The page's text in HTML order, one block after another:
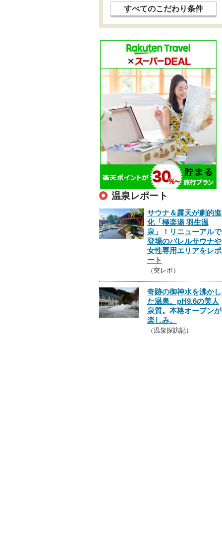
すべてのこだわり条件
温泉レポート
サウナ＆露天が劇的進
化「極楽湯 羽生温
泉」！リニューアルで
登場のバレルサウナや
女性専用エリアをレポ
ート
（突レポ）
奇跡の御神水を沸かし
た温泉。pH9.6の美人
泉質。本格オープンが
楽しみ。
（温泉探訪記）